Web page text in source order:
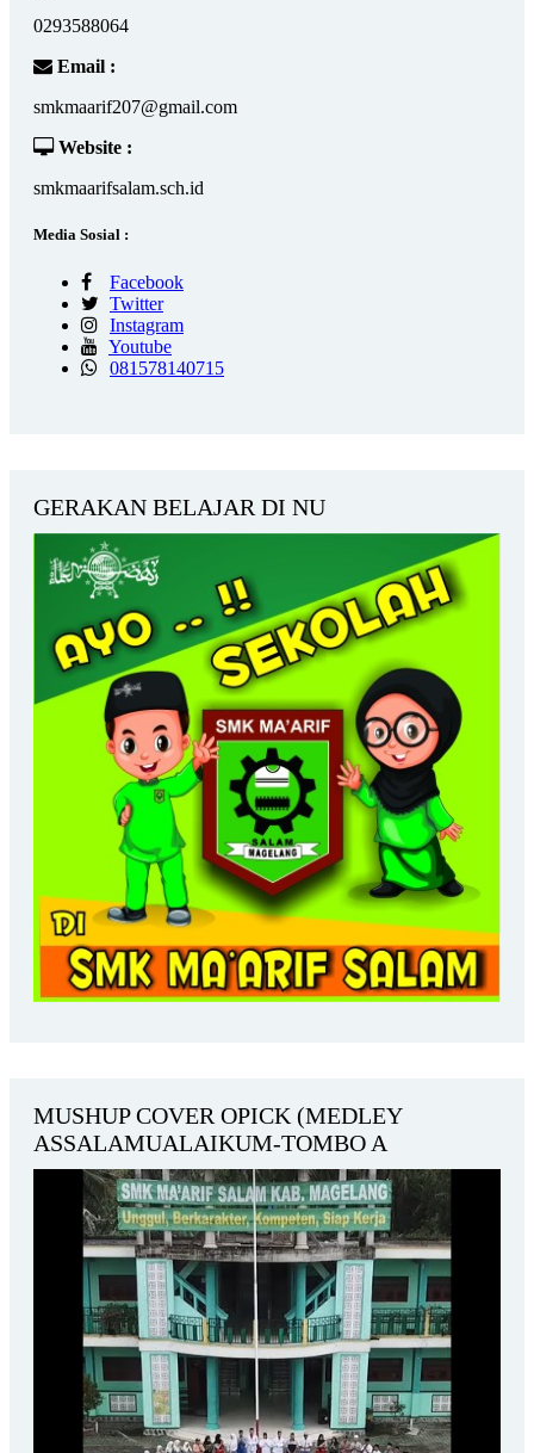
0293588064
Email :
smkmaarif207@gmail.com
Website :
smkmaarifsalam.sch.id
Media Sosial :
Facebook
Twitter
Instagram
Youtube
081578140715
GERAKAN BELAJAR DI NU
MUSHUP COVER OPICK (MEDLEY
ASSALAMUALAIKUM-TOMBO A